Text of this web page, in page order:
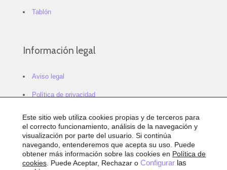
Tablón
Información legal
Aviso legal
Política de privacidad
Política de cookies
Configurar cookies
Sitemap
Accesibilidad
Este sitio web utiliza cookies propias y de terceros para
el correcto funcionamiento, análisis de la navegación y
visualización por parte del usuario. Si continúa
navegando, entenderemos que acepta su uso. Puede
obtener más información sobre las cookies en Política de
cookies . Puede Aceptar, Rechazar o Configurar las